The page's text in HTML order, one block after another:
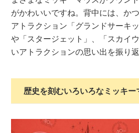
がかわいいですね。背中には、か
アトラクション「グランドサーキ
や「スタージェット」、「スカイ
いアトラクションの思い出を振り
歴史を刻むいろいろなミッキー